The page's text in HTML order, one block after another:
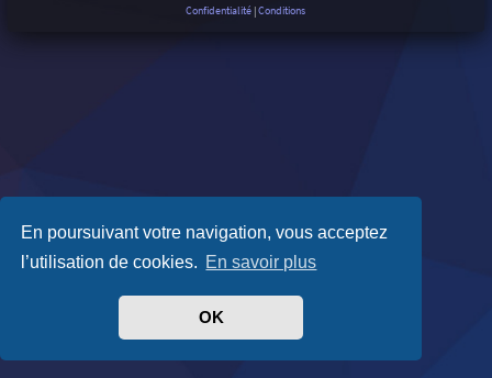
En poursuivant votre navigation, vous acceptez
l’utilisation de cookies. En savoir plus
OK
Confidentialité |Conditions